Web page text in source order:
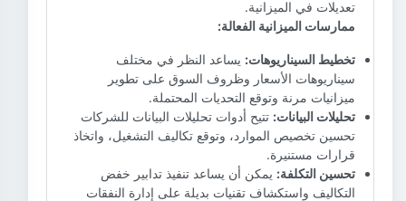
تعديلات في الميزانية.
ممارسات الميزانية الفعالة:
تخطيط السيناريوهات: يساعد النظر في مختلف
سيناريوهات الأسعار وظروف السوق على تطوير
ميزانيات مرنة وتوقع التحديات المحتملة.
تحليلات البيانات: تتيح أدوات تحليلات البيانات للشركات
تحسين تخصيص الموارد، وتوقع تكاليف التشغيل، واتخاذ
قرارات مستنيرة.
تحسين التكلفة: يمكن أن يساعد تنفيذ تدابير خفض
التكاليف واستكشاف تقنيات بديلة على إدارة النفقات